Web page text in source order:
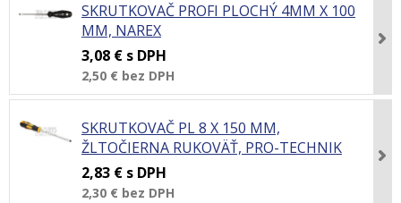
SKRUTKOVAČ PROFI PLOCHÝ 4MM X 100
MM, NAREX
3,08 € s DPH
2,50 € bez DPH
SKRUTKOVAČ PL 8 X 150 MM,
ŽLTOČIERNA RUKOVÄŤ, PRO-TECHNIK
2,83 € s DPH
2,30 € bez DPH